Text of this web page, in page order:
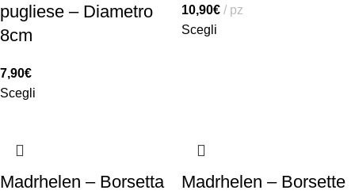
pugliese – Diametro
8cm
7,90€
Scegli
10,90€
pz
Scegli
Madrhelen – Borsetta
Madrhelen – Borsette